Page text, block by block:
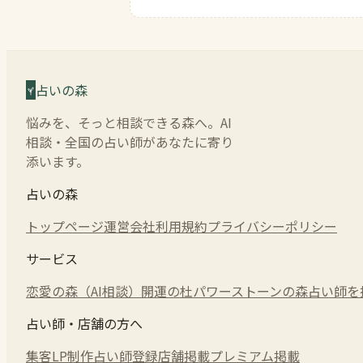
占いの森
悩みを、そっと相談できる森へ。AI
相談・全国の占い師があなたに寄り
添います。
占いの森
トップページ運営会社利用規約プライバシーポリシー
サービス
恋愛の森（AI相談） 開運の杜パワーストーンの森占い師
占い師・店舗の方へ
集客LP制作占い師登録店舗掲載プレミアム掲載